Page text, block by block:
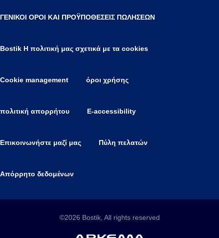
ΓΕΝΙΚΟΙ ΟΡΟΙ ΚΑΙ ΠΡΟΫΠΟΘΕΣΕΙΣ ΠΩΛΗΣΕΩΝ
Bostik Η πολιτική μας σχετικά με τα cookies
Cookie management όροι χρήσης
πολιτική απορρήτου E-accessibility
Επικοινωνήστε μαζί μας Πύλη πελατών
Απόρρητο δεδομένων
©2026 Bostik, All rights reserved